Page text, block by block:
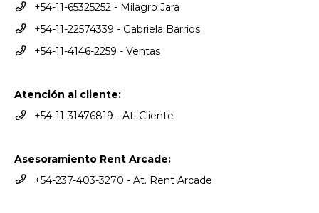
+54-11-65325252 - Milagro Jara
+54-11-22574339 - Gabriela Barrios
+54-11-4146-2259 - Ventas
Atención al cliente:
+54-11-31476819 - At. Cliente
Asesoramiento Rent Arcade:
+54-237-403-3270 - At. Rent Arcade